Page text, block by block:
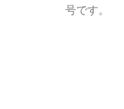
号です。